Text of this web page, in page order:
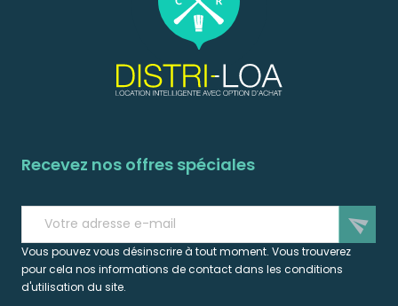
Recevez nos offres spéciales
send
Vous pouvez vous désinscrire à tout moment. Vous trouverez
pour cela nos informations de contact dans les conditions
d'utilisation du site.